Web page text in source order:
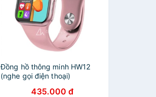
Đồng hồ thông minh HW12
(nghe gọi điện thoại)
435.000 đ